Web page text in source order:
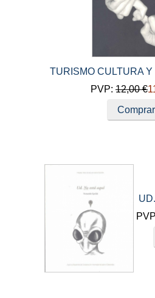
TURISMO CULTURA
PVP: 12,00 €
Comprar